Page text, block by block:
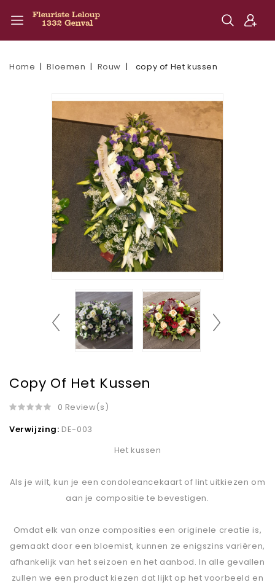
Home Bloemen Rouw copy of Het kussen
Copy Of Het Kussen
0 Review(s)
Verwijzing: DE-003
Het kussen
Als je wilt, kun je een condoleancekaart of lint uitkiezen om
aan je compositie te bevestigen.
Omdat elk van onze composities een originele creatie is,
gemaakt door een bloemist, kunnen ze enigszins variëren,
afhankelijk van het seizoen en het aanbod. In alle gevallen
zullen we een product kiezen dat lijkt op het voorbeeld en